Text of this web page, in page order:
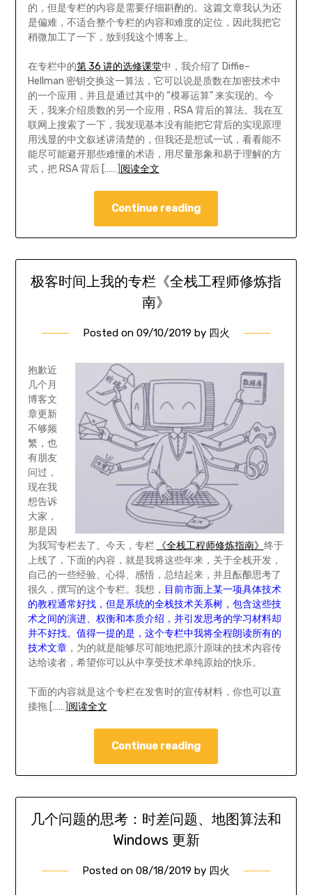
的，但是专栏的内容是需要仔细斟酌的。这篇文章我认为还
是偏难，不适合整个专栏的内容和难度的定位，因此我把它
稍微加工了一下，放到我这个博客上。
在专栏中的第 36 讲的选修课堂中，我介绍了 Diffie–
Hellman 密钥交换这一算法，它可以说是质数在加密技术中
的一个应用，并且是通过其中的 “模幂运算” 来实现的。今
天，我来介绍质数的另一个应用，RSA 背后的算法。我在互
联网上搜索了一下，我发现基本没有能把它背后的实现原理
用浅显的中文叙述讲清楚的，但我还是想试一试，看看能不
能尽可能避开那些难懂的术语，用尽量形象和易于理解的方
式，把 RSA 背后 [……] 阅读全文
Continue reading
极客时间上我的专栏《全栈工程师修炼指
南》
Posted on 09/10/2019 by 四火
抱歉近
几个月
博客文
章更新
不够频
繁，也
有朋友
问过，
现在我
想告诉
大家，
那是因
为我写专栏去了。今天，专栏
《全栈工程师修炼指南》 终于
上线了，下面的内容，就是我将这些年来，关于全栈开发，
自己的一些经验、心得、感悟，总结起来，并且酝酿思考了
很久，撰写的这个专栏。我想， 目前市面上某一项具体技术
的教程通常好找，但是系统的全栈技术关系树，包含这些技
术之间的演进、权衡和本质介绍，并引发思考的学习材料却
并不好找。值得一提的是，这个专栏中我将全程朗读所有的
技术文章，为的就是能够尽可能地把原汁原味的技术内容传
达给读者，希望你可以从中享受技术单纯原始的快乐。
下面的内容就是这个专栏在发售时的宣传材料，你也可以直
接拖 [……] 阅读全文
Continue reading
几个问题的思考：时差问题、地图算法和
Windows 更新
Posted on 08/18/2019 by 四火